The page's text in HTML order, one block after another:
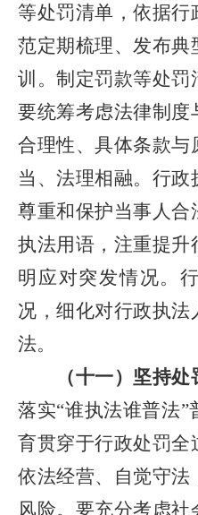
等处罚清单，依据行
范定期梳理、发布典
训。制定罚款等处罚
要统筹考虑法律制度
合理性、具体条款与
当、法理相融。行政
尊重和保护当事人合
执法用语，注重提升
明应对突发情况。
况，细化对行政执
法。
（十一）坚持处
落实“谁执法谁普法
育贯穿于行政处罚全
依法经营、自觉守法
风险。要充分考虑